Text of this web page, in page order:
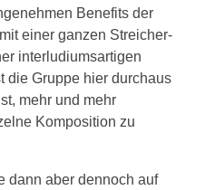
Benefits der
einer ganzen Streicher-
interludiumsartigen
die Gruppe hier durchaus
mehr und mehr
Komposition zu
dann aber dennoch auf